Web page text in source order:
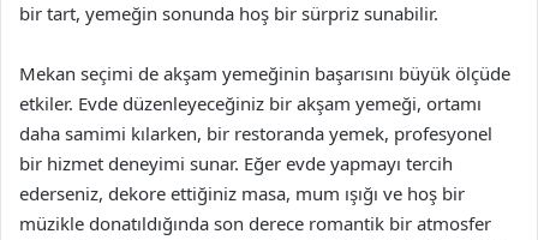
bir tart, yemeğin sonunda hoş bir sürpriz sunabilir.
Mekan seçimi de akşam yemeğinin başarısını büyük ölçüde
etkiler. Evde düzenleyeceğiniz bir akşam yemeği, ortamı
daha samimi kılarken, bir restoranda yemek, profesyonel
bir hizmet deneyimi sunar. Eğer evde yapmayı tercih
ederseniz, dekore ettiğiniz masa, mum ışığı ve hoş bir
müzikle donatıldığında son derece romantik bir atmosfer